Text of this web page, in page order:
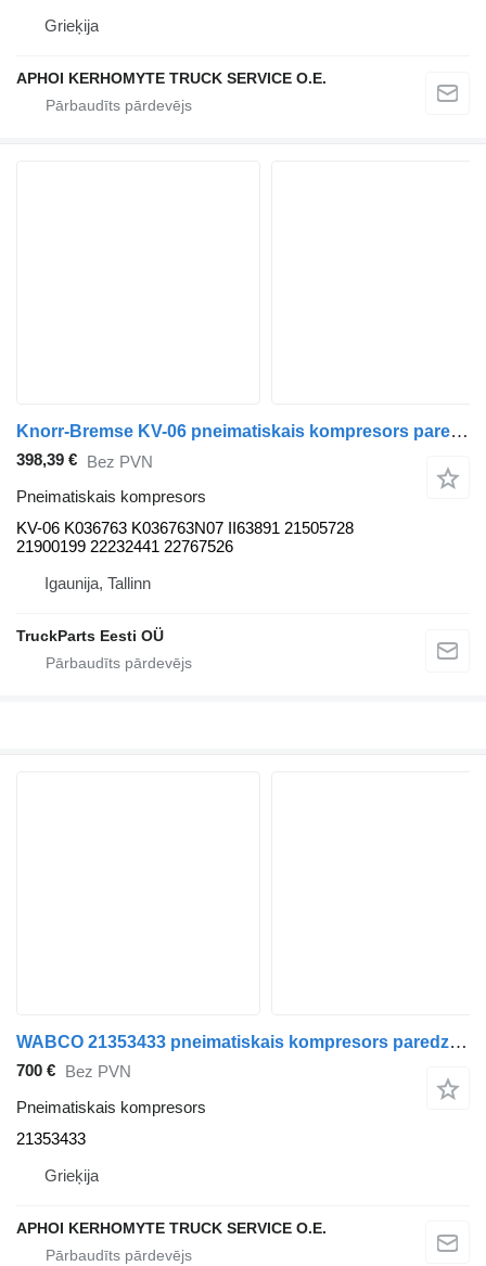
Grieķija
APHOI KERHOMYTE TRUCK SERVICE O.E.
Knorr-Bremse KV-06 pneimatiskais kompresors paredzēts Volvo B5LH, B0E (2008-) autobusa
398,39 € Bez PVN
Pneimatiskais kompresors
KV-06 K036763 K036763N07 II63891 21505728
21900199 22232441 22767526
Igaunija, Tallinn
TruckParts Eesti OÜ
WABCO 21353433 pneimatiskais kompresors paredzēts Volvo FH-FM vilcēja
700 € Bez PVN
Pneimatiskais kompresors
21353433
Grieķija
APHOI KERHOMYTE TRUCK SERVICE O.E.